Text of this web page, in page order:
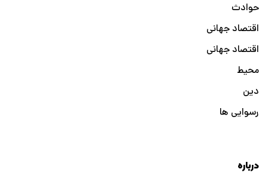
حوادث
اقتصاد جهانی
اقتصاد جهانی
محیط
دین
رسوایی ها
درباره